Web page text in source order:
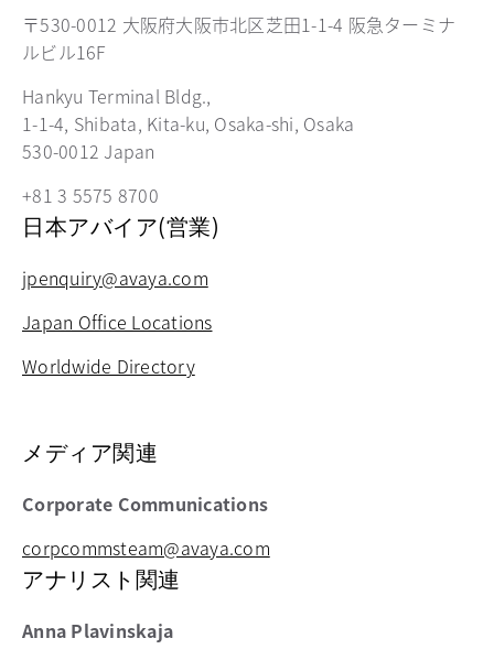
〒530-0012 大阪府大阪市北区芝田1-1-4 阪急ターミナ
ルビル16F
Hankyu Terminal Bldg.,
1-1-4, Shibata, Kita-ku, Osaka-shi, Osaka
530-0012 Japan
+81 3 5575 8700
日本アバイア(営業)
jpenquiry@avaya.com
Japan Office Locations
Worldwide Directory
メディア関連
Corporate Communications
corpcommsteam@avaya.com
アナリスト関連
Anna Plavinskaja